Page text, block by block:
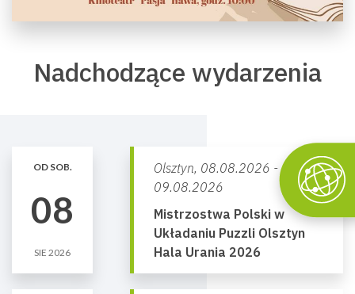
Nadchodzące wydarzenia
OD SOB.
08
SIE 2026
Olsztyn, 08.08.2026 -
09.08.2026
Mistrzostwa Polski w
Układaniu Puzzli Olsztyn
Hala Urania 2026